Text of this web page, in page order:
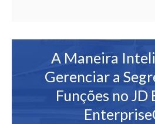
A Maneira
Gerenciar a
Funções no JD